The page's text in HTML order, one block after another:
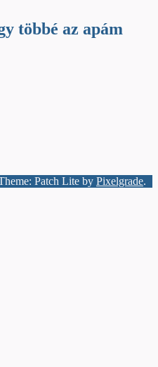
többé az apám
Patch Lite by Pixelgrade.